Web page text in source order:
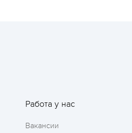
Работа у нас
Вакансии